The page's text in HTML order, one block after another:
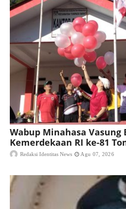
Wabup Minahasa Vasung
Kemerdekaan RI ke-81
Redaksi Identitas News Agu 07, 2026